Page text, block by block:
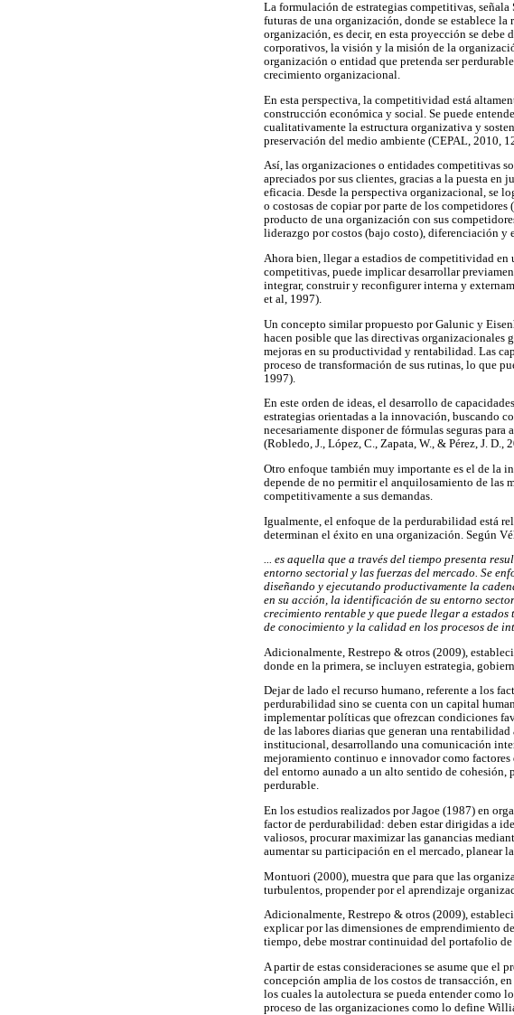
La formulación de estrategias competitivas,
futuras de una organización, donde se establece la
organización, es decir, en esta proyección se
corporativos, la visión y la misión de la
organización o entidad que pretenda ser
crecimiento organizacional.
En esta perspectiva, la competitividad está
construcción económica y social. Se puede
cualitativamente la estructura organizativa y
preservación del medio ambiente (CEPAL, 2010,
Así, las organizaciones o entidades competitivas
apreciados por sus clientes, gracias a la puesta
eficacia. Desde la perspectiva organizacional, se
o costosas de copiar por parte de los
producto de una organización con sus
liderazgo por costos (bajo costo), diferenciación y
Ahora bien, llegar a estadios de competitividad en
competitivas, puede implicar desarrollar
integrar, construir y reconfigurer interna y
et al, 1997).
Un concepto similar propuesto por Galunic y
hacen posible que las directivas organizacionales
mejoras en su productividad y rentabilidad. Las
proceso de transformación de sus rutinas, lo que
1997).
En este orden de ideas, el desarrollo de
estrategias orientadas a la innovación, buscando
necesariamente disponer de fórmulas seguras
(Robledo, J., López, C., Zapata, W., & Pérez, J. D.,
Otro enfoque también muy importante es el de la
depende de no permitir el anquilosamiento de las
competitivamente a sus demandas.
Igualmente, el enfoque de la perdurabilidad está
determinan el éxito en una organización. Según
... es aquella que a través del tiempo presenta
entorno sectorial y las fuerzas del mercado. Se
diseñando y ejecutando productivamente la
en su acción, la identificación de su entorno
crecimiento rentable y que puede llegar a
de conocimiento y la calidad en los procesos de
Adicionalmente, Restrepo & otros (2009),
donde en la primera, se incluyen estrategia,
Dejar de lado el recurso humano, referente a los
perdurabilidad sino se cuenta con un capital
implementar políticas que ofrezcan condiciones
de las labores diarias que generan una
institucional, desarrollando una comunicación
mejoramiento continuo e innovador como factores
del entorno aunado a un alto sentido de
perdurable.
En los estudios realizados por Jagoe (1987) en
factor de perdurabilidad: deben estar dirigidas a
valiosos, procurar maximizar las ganancias
aumentar su participación en el mercado, planear
Montuori (2000), muestra que para que las
turbulentos, propender por el aprendizaje
Adicionalmente, Restrepo & otros (2009),
explicar por las dimensiones de emprendimiento
tiempo, debe mostrar continuidad del portafolio
A partir de estas consideraciones se asume que el
concepción amplia de los costos de transacción,
los cuales la autolectura se pueda entender como
proceso de las organizaciones como lo define